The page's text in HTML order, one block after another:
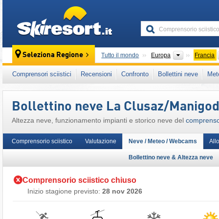
Seleziona Regione Tutto il mondo Europa Continenti
Francia
Questo comprensorio sciistico è presente
Alpi Francesi
Alpi Occidentali
Comprensori sciistici Recensioni Confronto Bollettini neve
Bollettino neve La Clusaz/​Manigod
Altezza neve, funzionamento impianti e storico neve del
Comprensorio sciistico Valutazione Neve / Meteo / Webcams
Bollettino neve & Altezza neve
Comprensorio sciistico chiuso
Inizio stagione previsto: 28 nov 2026